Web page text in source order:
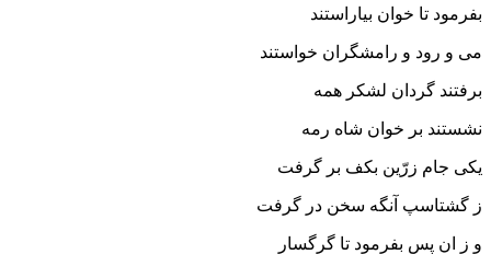
بفرمود تا خوان بیاراستند
مى و رود و رامشگران خواستند
برفتند گردان لشکر همه
نشستند بر خوان شاه رمه‏
یکى جام زرّین بکف بر گرفت
ز گشتاسپ آنگه سخن در گرفت‏
و ز ان پس بفرمود تا گرگسار